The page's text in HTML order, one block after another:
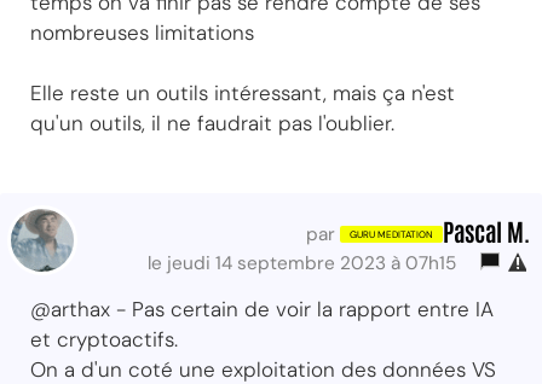
nombreuses limitations
Elle reste un outils intéressant, mais ça n'est
qu'un outils, il ne faudrait pas l'oublier.
par Pascal M.
le jeudi 14 septembre 2023 à 07h15
@arthax - Pas certain de voir la rapport entre IA
et cryptoactifs.
On a d'un coté une exploitation des données VS